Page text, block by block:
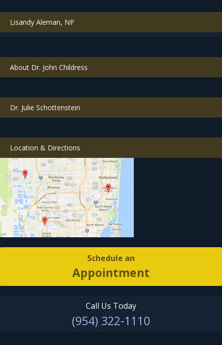
Lisandy Aleman, NP
About Dr. John Childress
Dr. Julie Schottenstein
Location & Directions
Schedule an
Appointment
Call Us Today
(954) 322-1110